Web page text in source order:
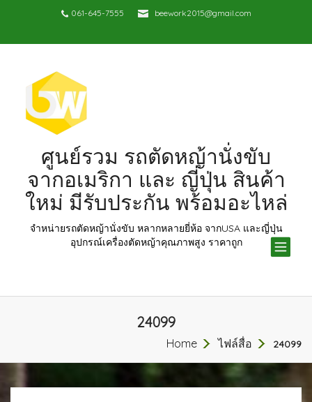
061-645-7555 beework2015@gmail.com
ศูนย์รวม รถตัดหญ้านั่งขับ
จากอเมริกา และ ญี่ปุ่น สินค้า
ใหม่ มีรับประกัน พร้อมอะไหล่
จำหน่ายรถตัดหญ้านั่งขับ หลากหลายยี่ห้อ จากUSA และญี่ปุ่น
อุปกรณ์เครื่องตัดหญ้าคุณภาพสูง ราคาถูก
24099
Home ไฟล์สื่อ 24099